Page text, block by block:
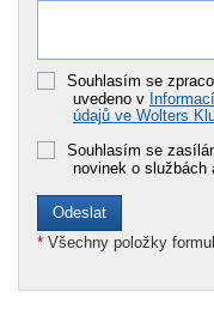
Souhlasím se
uvedeno v
údajů ve Wolters
Souhlasím se
novinek o službách
* Všechny položky